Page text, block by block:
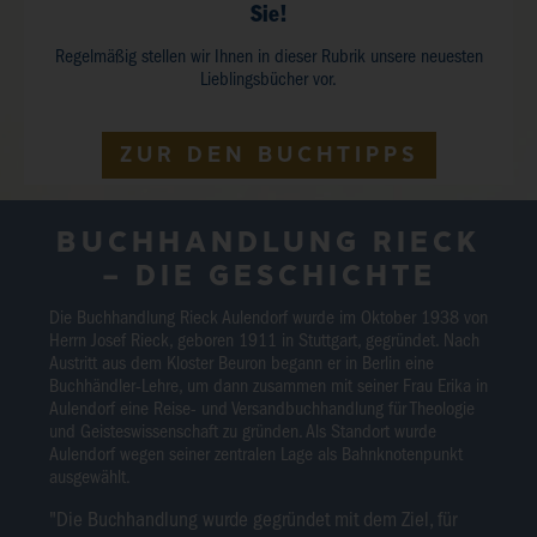
Sie!
Regelmäßig stellen wir Ihnen in dieser Rubrik unsere neuesten
Lieblingsbücher vor.
ZUR DEN BUCHTIPPS
BUCHHANDLUNG RIECK
– DIE GESCHICHTE
Die Buchhandlung Rieck Aulendorf wurde im Oktober 1938 von
Herrn Josef Rieck, geboren 1911 in Stuttgart, gegründet. Nach
Austritt aus dem Kloster Beuron begann er in Berlin eine
Buchhändler-Lehre, um dann zusammen mit seiner Frau Erika in
Aulendorf eine Reise- und Versandbuchhandlung für Theologie
und Geisteswissenschaft zu gründen. Als Standort wurde
Aulendorf wegen seiner zentralen Lage als Bahnknotenpunkt
ausgewählt.
"Die Buchhandlung wurde gegründet mit dem Ziel, für